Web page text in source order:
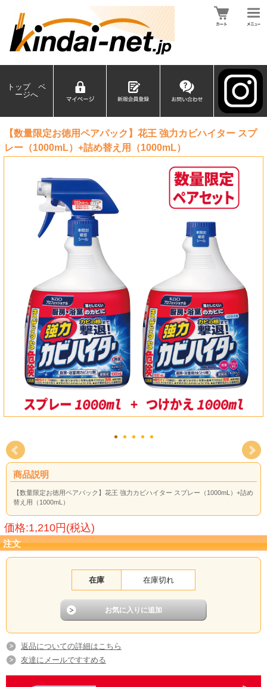
トップ ペ
ージへ
【数量限定お徳用ペアパック】花王 強力カビハイター スプ
レー（1000mL）+詰め替え用（1000mL）
商品説明
【数量限定お徳用ペアパック】花王 強力カビハイター スプレー（1000mL）+詰め
替え用（1000mL）
価格:1,210円(税込)
注文
在庫 在庫切れ
返品についての詳細はこちら
友達にメールですすめる